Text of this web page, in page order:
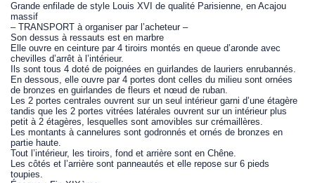
Grande enfilade de style Louis XVI de qualité Parisienne, en Acajou
massif
– TRANSPORT à organiser par l’acheteur –
Son dessus à ressauts est en marbre
Elle ouvre en ceinture par 4 tiroirs montés en queue d’aronde avec
chevilles d’arrêt à l’intérieur.
Ils sont tous 4 doté de poignées en guirlandes de lauriers enrubannés.
En dessous, elle ouvre par 4 portes dont celles du milieu sont ornées
de bronzes en guirlandes de fleurs et nœud de ruban.
Les 2 portes centrales ouvrent sur un seul intérieur garni d’une étagère
tandis que les 2 portes vitrées latérales ouvrent sur un intérieur plus
petit à 2 étagères, lesquelles sont amovibles sur crémaillères.
Les montants à cannelures sont godronnés et ornés de bronzes en
partie haute.
Tout l’intérieur, les tiroirs, fond et arrière sont en Chêne.
Les côtés et l’arrière sont panneautés et elle repose sur 6 pieds
toupies.